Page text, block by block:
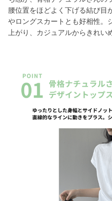
腰位置をほどよく下げる結び目
やロングスカートとも好相性。
上がり、カジュアルからきれい